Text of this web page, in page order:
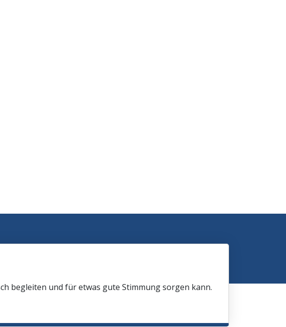
begleiten und für etwas gute Stimmung sorgen kann.